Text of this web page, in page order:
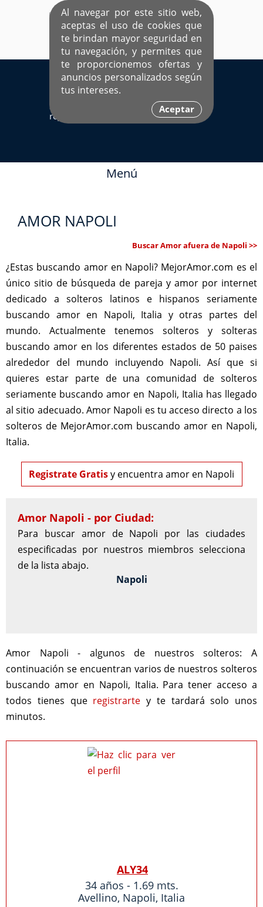
Al navegar por este sitio web,
aceptas el uso de cookies que
te brindan mayor seguridad en
tu navegación, y permites que
te proporcionemos ofertas y
anuncios personalizados según
tus intereses.
Aceptar
EL ÚNICO SITIO DEDICADO A SOLTEROS
HISPANOS COMO TÚ
Ingresa aquí
Sí ya estás
registrado
Menú
AMOR NAPOLI
Buscar Amor afuera de Napoli >>
¿Estas buscando amor en Napoli? MejorAmor.com es el
único sitio de búsqueda de pareja y amor por internet
dedicado a solteros latinos e hispanos seriamente
buscando amor en Napoli, Italia y otras partes del
mundo. Actualmente tenemos solteros y solteras
buscando amor en los diferentes estados de 50 paises
alrededor del mundo incluyendo Napoli. Así que si
quieres estar parte de una comunidad de solteros
seriamente buscando amor en Napoli, Italia has llegado
al sitio adecuado. Amor Napoli es tu acceso directo a los
solteros de MejorAmor.com buscando amor en Napoli,
Italia.
Registrate Gratisy encuentra amor en Napoli
Amor Napoli - por Ciudad:
Para buscar amor de Napoli por las ciudades
especificadas por nuestros miembros selecciona
de la lista abajo.
Napoli
Amor Napoli - algunos de nuestros solteros: A
continuación se encuentran varios de nuestros solteros
buscando amor en Napoli, Italia. Para tener acceso a
todos tienes que registrarte y te tardará solo unos
minutos.
ALY34
34 años - 1.69 mts.
Avellino, Napoli, Italia